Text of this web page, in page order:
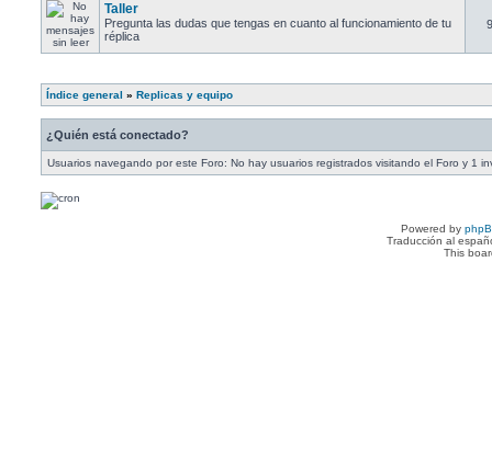
Taller
Pregunta las dudas que tengas en cuanto al funcionamiento de tu
réplica
Índice general » Replicas y equipo
¿Quién está conectado?
Usuarios navegando por este Foro: No hay usuarios registrados visitando el Foro y 1
Powered by
Traducción al
This